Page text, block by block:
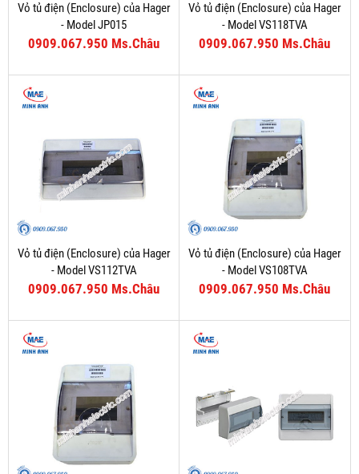
Vỏ tủ điện (Enclosure) của Hager
- Model JP015
0909.067.950 Ms.Châu
Vỏ tủ điện (Enclosure) của Hager
- Model VS118TVA
0909.067.950 Ms.Châu
Vỏ tủ điện (Enclosure) của Hager
- Model VS112TVA
0909.067.950 Ms.Châu
Vỏ tủ điện (Enclosure) của Hager
- Model VS108TVA
0909.067.950 Ms.Châu